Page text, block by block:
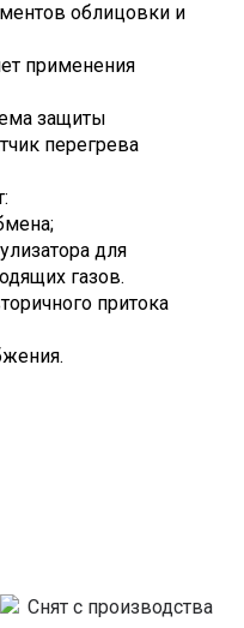
облицовки и
применения
защиты
перегрева
для
газов.
притока